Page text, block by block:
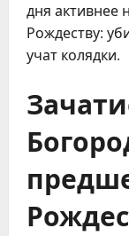
дня активнее
Рождеству:
учат колядки.